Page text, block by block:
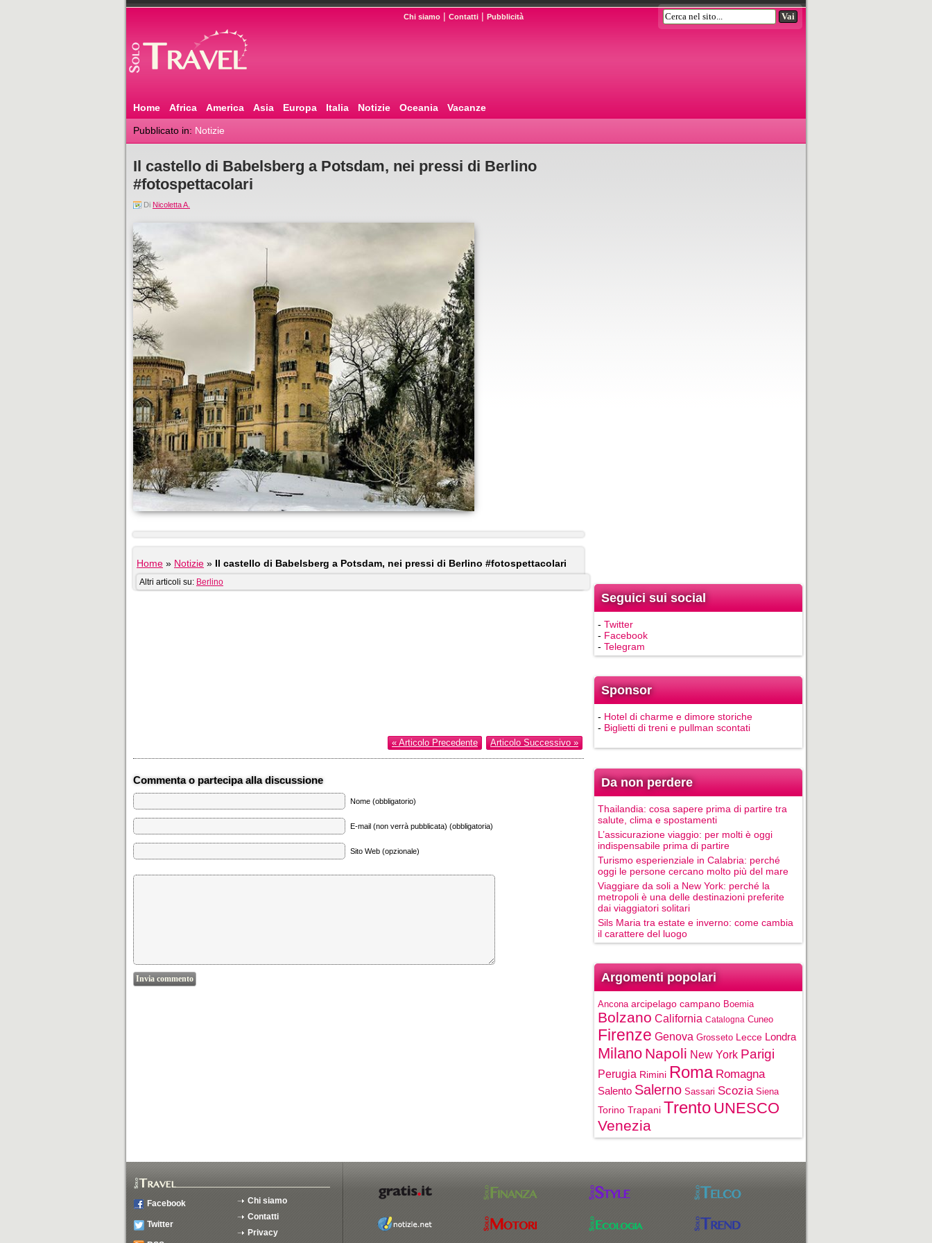
Chi siamo | Contatti | Pubblicità
Home Africa America Asia Europa Italia Notizie Oceania Vacanze
Pubblicato in: Notizie
Il castello di Babelsberg a Potsdam, nei pressi di Berlino
#fotospettacolari
Di Nicoletta A.
Home » Notizie » Il castello di Babelsberg a Potsdam, nei pressi di Berlino #fotospettacolari
Altri articoli su: Berlino
« Articolo Precedente Articolo Successivo »
Commenta o partecipa alla discussione
Nome (obbligatorio)
E-mail (non verrà pubblicata) (obbligatoria)
Sito Web (opzionale)
Seguici sui social
- Twitter
- Facebook
- Telegram
Sponsor
- Hotel di charme e dimore storiche
- Biglietti di treni e pullman scontati
Da non perdere
Thailandia: cosa sapere prima di partire tra
salute, clima e spostamenti
L’assicurazione viaggio: per molti è oggi
indispensabile prima di partire
Turismo esperienziale in Calabria: perché
oggi le persone cercano molto più del mare
Viaggiare da soli a New York: perché la
metropoli è una delle destinazioni preferite
dai viaggiatori solitari
Sils Maria tra estate e inverno: come cambia
il carattere del luogo
Argomenti popolari
Ancona arcipelago campano Boemia
Bolzano California Catalogna Cuneo
Firenze Genova Grosseto Lecce Londra
Milano Napoli New York Parigi
Perugia Rimini Roma Romagna
Salento Salerno Sassari Scozia Siena
Torino Trapani Trento UNESCO
Venezia
Facebook
Twitter
Chi siamo
Contatti
Privacy